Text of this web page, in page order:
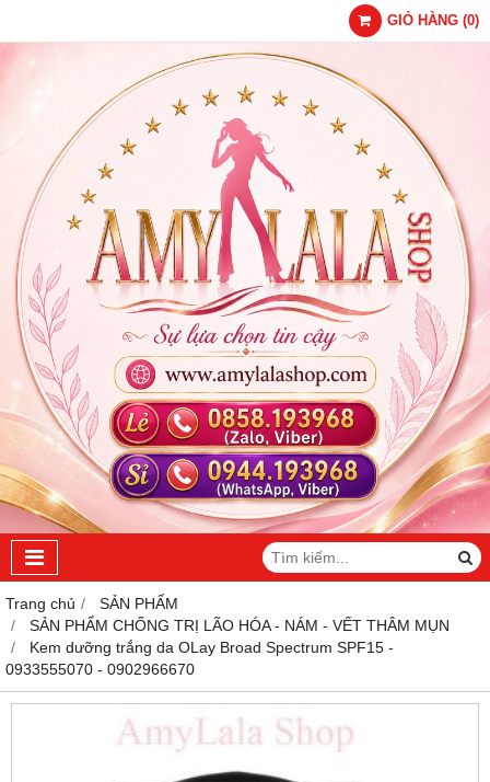
GIỎ HÀNG (0)
Trang chủ
SẢN PHẨM
SẢN PHẨM CHỐNG TRỊ LÃO HÓA - NÁM - VẾT THÂM MỤN
Kem dưỡng trắng da OLay Broad Spectrum SPF15 -
0933555070 - 0902966670